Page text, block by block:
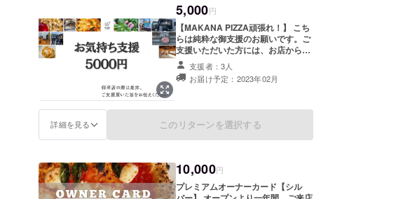
5,000円
【MAKANA PIZZA頑張れ！】 こち
らは純粋な御支援のお願いです。ご
支援いただいた方には、お店からの
お礼のメールをお送りさせていただ
きます。 お店がOPENし、ご来店い
ただけた際には、是非、御支援して
ため、「苗字と名前（例：田中太
郎）」と「住所」を備考欄にご記入
支援者：3人
お届け予定：2023年02月
詳細を見る このリターンを選択する
10,000円
プレミアムオーナーカード【シル